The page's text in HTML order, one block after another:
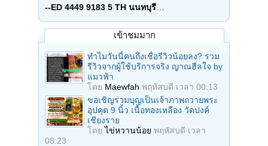
--ED 4449 9183 5 TH นนทบุรี
เข้าชมมาก
ทำไมวันนี้คนถึงเชื่อรีวิวน้อยลง? รวม
รีวิวจากผู้ใช้บริการจริง ญาณฮีลใจ by
แมวฟ้า
โดย Maewfah พฤหัสบดี เวลา 00:13
ขอเชิญร่วมบุญเป็นเจ้าภาพถวายพระ
อุปคุต 9 นิ้ว เนื้อทองเหลือง วัดปงค์
เชียงราย
โดยไข่หวานน้อย พฤหัสบดี เวลา
08:23